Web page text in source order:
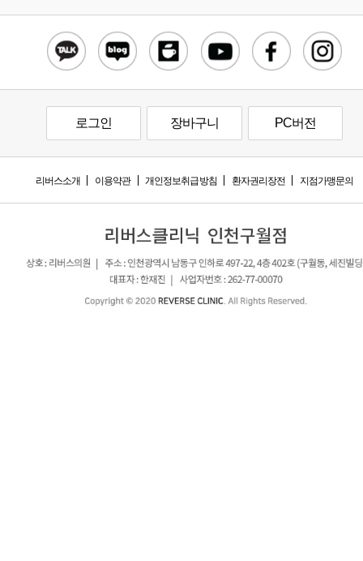
로그인 장바구니 PC버전
리버스소개 이용약관 개인정보취급방침 환자권리장전 지점가맹문의